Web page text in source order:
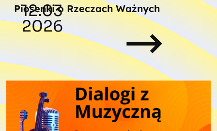
Piosenki o Rzeczach Ważnych
12.03
2026